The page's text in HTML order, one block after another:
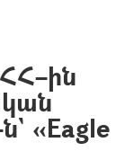
«Eagle